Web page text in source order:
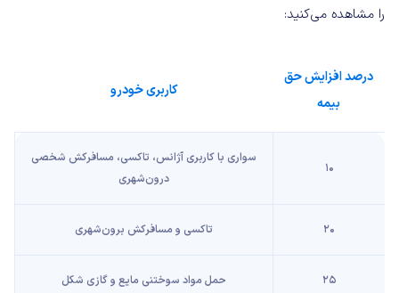
را مشاهده می‌کنید:
درصد افزایش حق
بیمه
کاربری خودرو
۱۰
سواری با کاربری آژانس، تاکسی، مسافرکش شخصی
درون‌شهری
۲۰ تاکسی و مسافرکش برون‌شهری
۲۵ حمل مواد سوختنی مایع و گازی شکل